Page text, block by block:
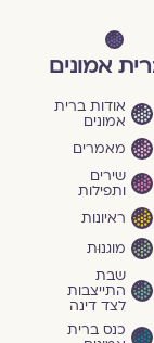
אמונים
אודות ברית
אמונים
מאמרים
שירים
ותפילות
ראיונות
מוגנוּת
שבת
התייצבות
לצד דינה
כנס ברית